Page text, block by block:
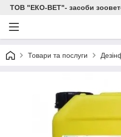
ТОВ "ЕКО-ВЕТ"- засоби
Товари та послуги